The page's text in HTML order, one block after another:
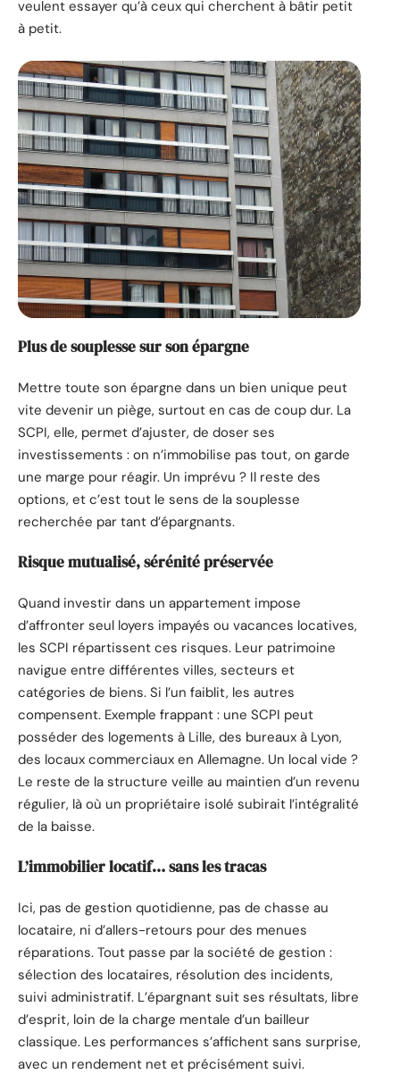
veulent essayer qu’à ceux qui cherchent à bâtir petit
à petit.
Plus de souplesse sur son épargne
Mettre toute son épargne dans un bien unique peut
vite devenir un piège, surtout en cas de coup dur. La
SCPI, elle, permet d’ajuster, de doser ses
investissements : on n’immobilise pas tout, on garde
une marge pour réagir. Un imprévu ? Il reste des
options, et c’est tout le sens de la souplesse
recherchée par tant d’épargnants.
Risque mutualisé, sérénité préservée
Quand investir dans un appartement impose
d’affronter seul loyers impayés ou vacances locatives,
les SCPI répartissent ces risques. Leur patrimoine
navigue entre différentes villes, secteurs et
catégories de biens. Si l’un faiblit, les autres
compensent. Exemple frappant : une SCPI peut
posséder des logements à Lille, des bureaux à Lyon,
des locaux commerciaux en Allemagne. Un local vide ?
Le reste de la structure veille au maintien d’un revenu
régulier, là où un propriétaire isolé subirait l’intégralité
de la baisse.
L’immobilier locatif… sans les tracas
Ici, pas de gestion quotidienne, pas de chasse au
locataire, ni d’allers-retours pour des menues
réparations. Tout passe par la société de gestion :
sélection des locataires, résolution des incidents,
suivi administratif. L’épargnant suit ses résultats, libre
d’esprit, loin de la charge mentale d’un bailleur
classique. Les performances s’affichent sans surprise,
avec un rendement net et précisément suivi.